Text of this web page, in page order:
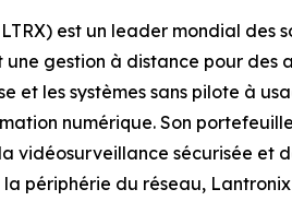
est un leader mondial
gestion à distance pour des
et les systèmes sans pilote à
numérique. Son
vidéosurveillance sécurisée et
périphérie du réseau,